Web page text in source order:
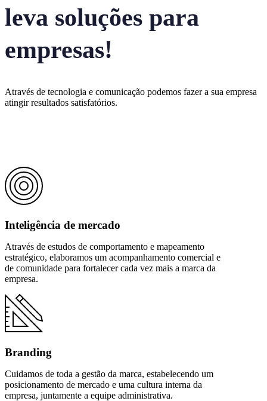
leva soluções para
empresas!
Através de tecnologia e comunicação podemos fazer a sua empresa
atingir resultados satisfatórios.
Inteligência de mercado
Através de estudos de comportamento e mapeamento
estratégico, elaboramos um acompanhamento comercial e
de comunidade para fortalecer cada vez mais a marca da
empresa.
Branding
Cuidamos de toda a gestão da marca, estabelecendo um
posicionamento de mercado e uma cultura interna da
empresa, juntamente a equipe administrativa.